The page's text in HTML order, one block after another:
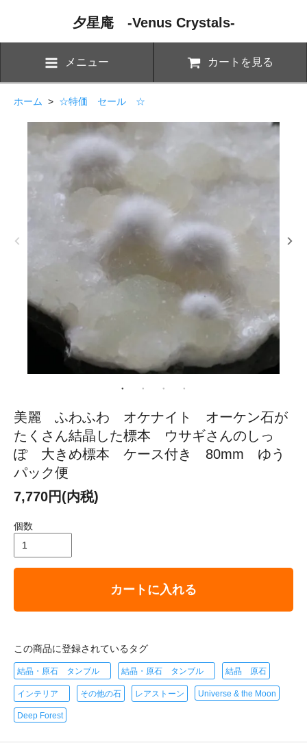
夕星庵 -Venus Crystals-
メニュー カートを見る
ホーム > ☆特価 セール ☆
美麗 ふわふわ オケナイト オーケン石が
たくさん結晶した標本 ウサギさんのしっ
ぽ 大きめ標本 ケース付き 80mm ゆう
パック便
7,770円(内税)
個数
カートに入れる
この商品に登録されているタグ
結晶・原石 タンブル 結晶・原石 タンブル 結晶 原石
インテリア その他の石 レアストーン Universe & the Moon
Deep Forest